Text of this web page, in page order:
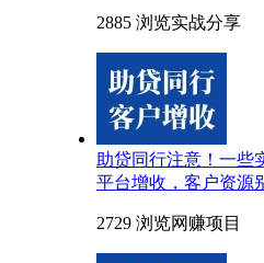
2885 浏览实战分享
助贷同行注意！一些
平台增收，客户资源
2729 浏览网赚项目